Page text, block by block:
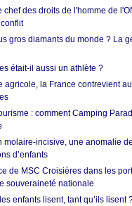
chef des droits de l'homme de
gros diamants du monde ? La
était-il aussi un athlète ?
agricole, la France contrevient
: comment Camping
molaire-incisive, une anomalie
d’enfants
de MSC Croisières dans les
souveraineté nationale
enfants lisent, tant qu’ils lisent